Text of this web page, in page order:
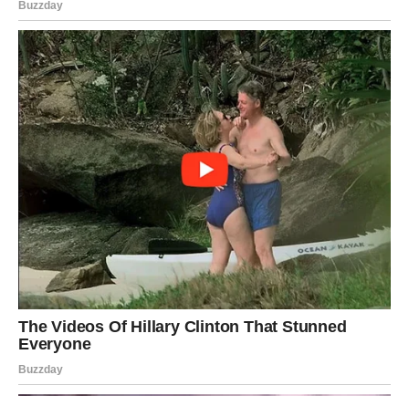
Pametnih ulaganja
Stabilnosti koja donosi mir
Bik više ne preživljava –Bik uživa.
Ljubav
Ljubav postaje:
Topla
Stabilna
Iskrena
Bez drame. Bez sumnji. Samosigurnost i bliskost.